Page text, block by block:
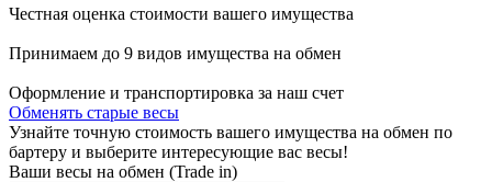
Честная оценка стоимости вашего имущества
Принимаем до 9 видов имущества на обмен
Оформление и транспортировка за наш счет
Обменять старые весы
Узнайте точную стоимость вашего имущества на обмен по
бартеру и выберите интересующие вас весы!
Ваши весы на обмен (Trade in)